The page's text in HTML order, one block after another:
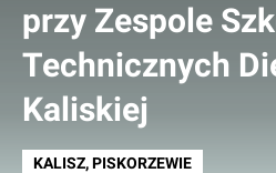
przy Zespole
Technicznych
Kaliskiej
KALISZ, PISKORZEWIE